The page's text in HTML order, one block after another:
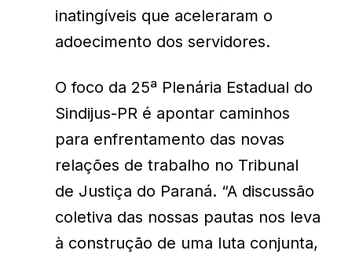
inatingíveis que aceleraram o
adoecimento dos servidores.
O foco da 25ª Plenária Estadual do
Sindijus-PR é apontar caminhos
para enfrentamento das novas
relações de trabalho no Tribunal
de Justiça do Paraná. “A discussão
coletiva das nossas pautas nos leva
à construção de uma luta conjunta,